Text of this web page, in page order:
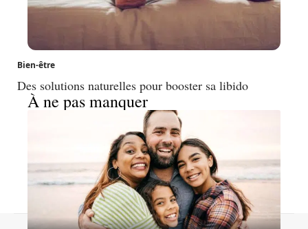
Bien-être
Des solutions naturelles pour booster sa libido
À ne pas manquer